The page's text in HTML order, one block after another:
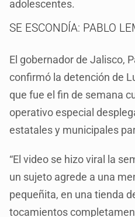
adolescentes.
SE ESCONDÍA: PABLO
El gobernador de Jalisco,
confirmó la detención de
que fue el fin de semana
operativo especial
estatales y municipales
“El video se hizo viral la
un sujeto agrede a una
pequeñita, en una tienda
tocamientos